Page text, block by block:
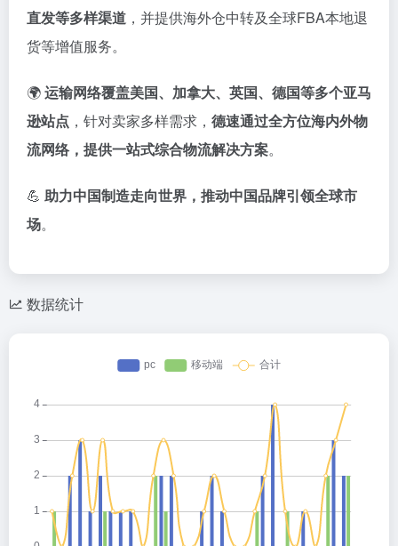
直发等多样渠道 ， 并提供海外仓中转及全球FBA本地退
货等增值服务。
🌍运输网络覆盖美国、 加拿大、 英国、 德国等多个亚马
逊站点 ， 针对卖家多样需求， 德速通过全方位海内外物
流网络， 提供一站式综合物流解决方案。
💪 助力中国制造走向世界， 推动中国品牌引领全球市
场。
数据统计